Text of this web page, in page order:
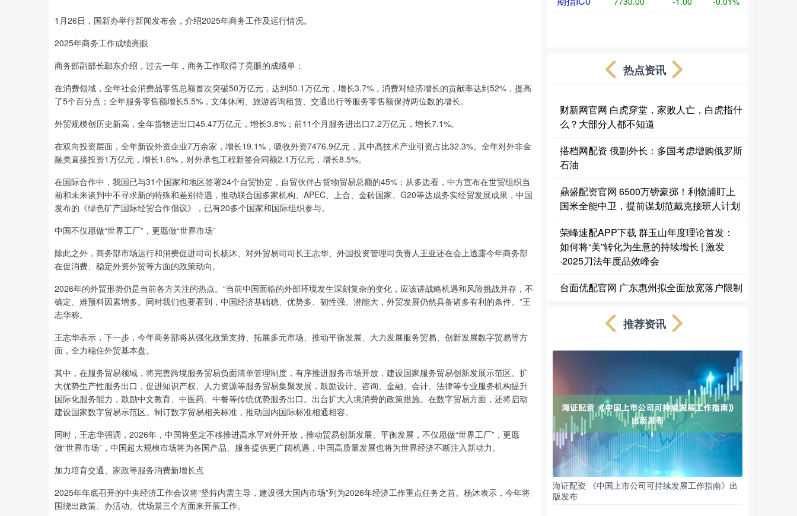
1月26日，国新办举行新闻发布会，介绍2025年商务工作及运行情况。
2025年商务工作成绩亮眼
商务部副部长鄢东介绍，过去一年，商务工作取得了亮眼的成绩单：
在消费领域，全年社会消费品零售总额首次突破50万亿元，达到50.1万亿元，增长3.7%，消费对经济增长的贡献率达到52%，提高
了5个百分点；全年服务零售额增长5.5%，文体休闲、旅游咨询租赁、交通出行等服务零售额保持两位数的增长。
外贸规模创历史新高，全年货物进出口45.47万亿元，增长3.8%；前11个月服务进出口7.2万亿元，增长7.1%。
在双向投资层面，全年新设外资企业7万余家，增长19.1%，吸收外资7476.9亿元，其中高技术产业引资占比32.3%。全年对外非金
融类直接投资1万亿元，增长1.6%，对外承包工程新签合同额2.1万亿元，增长8.5%。
在国际合作中，我国已与31个国家和地区签署24个自贸协定，自贸伙伴占货物贸易总额的45%；从多边看，中方宣布在世贸组织当
前和未来谈判中不寻求新的特殊和差别待遇，推动联合国多家机构、APEC、上合、金砖国家、G20等达成务实经贸发展成果，中国
发布的《绿色矿产国际经贸合作倡议》，已有20多个国家和国际组织参与。
中国不仅愿做“世界工厂”，更愿做“世界市场”
除此之外，商务部市场运行和消费促进司司长杨沐、对外贸易司司长王志华、外国投资管理司负责人王亚还在会上透露今年商务部
在促消费、稳定外资外贸等方面的政策动向。
2026年的外贸形势仍是当前各方关注的热点。“当前中国面临的外部环境发生深刻复杂的变化，应该讲战略机遇和风险挑战并存，不
确定、难预料因素增多。同时我们也要看到，中国经济基础稳、优势多、韧性强、潜能大，外贸发展仍然具备诸多有利的条件。”王
志华称。
王志华表示，下一步，今年商务部将从强化政策支持、拓展多元市场、推动平衡发展、大力发展服务贸易、创新发展数字贸易等方
面，全力稳住外贸基本盘。
其中，在服务贸易领域，将完善跨境服务贸易负面清单管理制度，有序推进服务市场开放，建设国家服务贸易创新发展示范区。扩
大优势生产性服务出口，促进知识产权、人力资源等服务贸易集聚发展，鼓励设计、咨询、金融、会计、法律等专业服务机构提升
国际化服务能力，鼓励中文教育、中医药、中餐等传统优势服务出口。出台扩大入境消费的政策措施。在数字贸易方面，还将启动
建设国家数字贸易示范区。制订数字贸易相关标准，推动国内国际标准相通相容。
同时，王志华强调，2026年，中国将坚定不移推进高水平对外开放，推动贸易创新发展、平衡发展，不仅愿做“世界工厂”，更愿
做“世界市场”，中国超大规模市场将为各国产品、服务提供更广阔机遇，中国高质量发展也将为世界经济不断注入新动力。
加力培育交通、家政等服务消费新增长点
2025年年底召开的中央经济工作会议将“坚持内需主导，建设强大国内市场”列为2026年经济工作重点任务之首。杨沐表示，今年将
围绕出政策、办活动、优场景三个方面来开展工作。
热点资讯
财新网官网 白虎穿堂，家败人亡，白虎指什
么？大部分人都不知道
搭档网配资 俄副外长：多国考虑增购俄罗斯
石油
鼎盛配资官网 6500万镑豪掷！利物浦盯上
国米全能中卫，提前谋划范戴克接班人计划
荣峰速配APP下载 群玉山年度理论首发：
如何将“美”转化为生意的持续增长 | 激发
·2025刀法年度品效峰会
台面优配官网 广东惠州拟全面放宽落户限制
推荐资讯
海证配资 《中国上市公司可持续发展工作指南》出
版发布